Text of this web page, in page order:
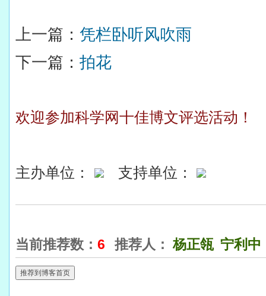
上一篇： 凭栏卧听风吹雨
下一篇： 拍花
欢迎参加科学网十佳博文评选活动！
主办单位： 支持单位：
当前推荐数： 6 推荐人： 杨正瓴 宁利中
推荐到博客首页